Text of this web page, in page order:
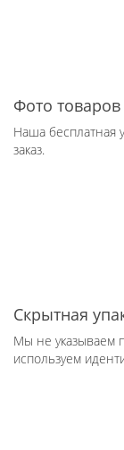
Фото
Наша бесплатная
заказ.
Скрытная
Мы не указываем
используем